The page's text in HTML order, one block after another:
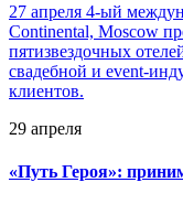
27 апреля 4-ый
Continental, Moscow
пятизвездочных
свадебной и event-
клиентов.
29 апреля
«Путь Героя»: